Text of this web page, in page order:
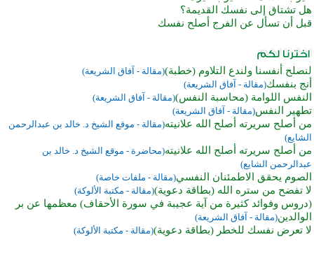
هل تشتاق إلى نفسك القديمة؟
قبل أن تسأل عن الفرج أصلح نفسك
لنصلح أنفسنا ولندع التلاوم (خطبة)(مقالة - آفاق الشريعة)
أنج بنفسك(مقالة - آفاق الشريعة)
النفس اللوامة (محاسبة النفس)(مقالة - آفاق الشريعة)
تطهير النفس(مقالة - آفاق الشريعة)
من أصلح سريرته أصلح الله علانيته(مقالة - موقع الشيخ د. خالد بن عبدالرحمن
الشايع)
من أصلح سريرته أصلح الله علانيته(محاضرة - موقع الشيخ د. خالد بن
عبدالرحمن الشايع)
الصوم يحقق الاطمئنان النفسي(مقالة - ملفات خاصة)
لا تفضح من ستره الله (بطاقة دعوية)(مقالة - مكتبة الألوكة)
(دروس وفوائد كثيرة من آية عجيبة في سورة الأحقاف) معظمها عن بر
الوالدين(مقالة - آفاق الشريعة)
لا تعرض نفسك للخطر (بطاقة دعوية)(مقالة - مكتبة الألوكة)